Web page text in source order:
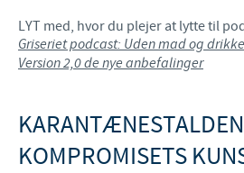
LYT med, hvor du plejer at lytte til
Griseriet podcast: Uden mad og
Version 2,0 de nye anbefalinger
KOMPROMISETS